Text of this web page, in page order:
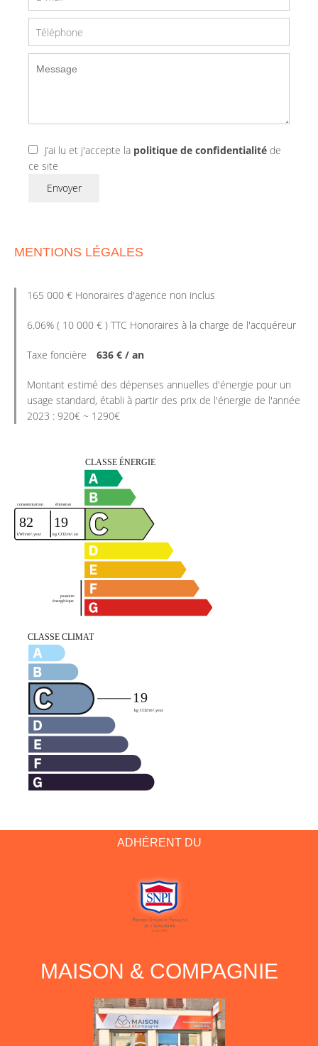
J’ai lu et j'accepte la politique de confidentialité de
ce site
Envoyer
MENTIONS LÉGALES
165 000 € Honoraires d'agence non inclus
6.06% ( 10 000 € ) TTC Honoraires à la charge de l'acquéreur
Taxe foncière 636 € / an
Montant estimé des dépenses annuelles d'énergie pour un
usage standard, établi à partir des prix de l'énergie de l'année
2023 : 920€ ~ 1290€
ADHÉRENT DU
MAISON & COMPAGNIE